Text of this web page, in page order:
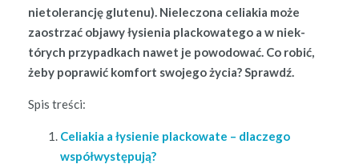
nietol­er­ancję glutenu). Nielec­zona celi­akia może
zaostrzać objawy łysienia plack­owa­t­ego a w niek­
tórych przy­pad­kach nawet je powodować. Co robić,
żeby popraw­ić kom­fort swo­jego życia? Sprawdź.
Spis treś­ci:
Celi­akia a łysie­nie plack­owate – dlaczego
współwystępują?